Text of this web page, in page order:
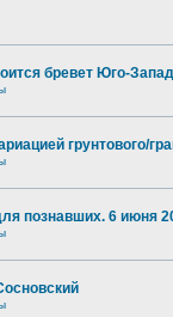
бревет Юго-
грунтового/
познавших. 6 июня